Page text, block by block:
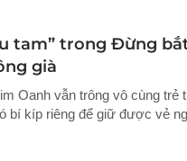
tam” trong Đừng
già
Oanh vẫn trông vô cùng trẻ
bí kíp riêng để giữ được vẻ